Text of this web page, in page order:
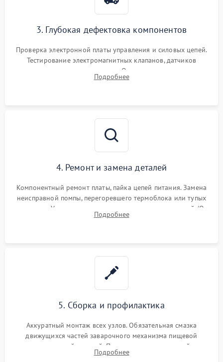
3. Глубокая дефектовка компонентов
Проверка электронной платы управления и силовых цепей.
Тестирование электромагнитных клапанов, датчиков
температуры и расходомера. Оценка степени износа
жерновов кофемолки, уплотнительных колец гидросистемы
Подробнее
4. Ремонт и замена деталей
Компонентный ремонт платы, пайка цепей питания. Замена
неисправной помпы, перегоревшего термоблока или тупых
жерновов. Установка новых силиконовых уплотнителей (O-
ring) и тефлоновых трубок для надежного устранения
Подробнее
5. Сборка и профилактика
Аккуратный монтаж всех узлов. Обязательная смазка
движущихся частей заварочного механизма пищевой
силиконовой смазкой. Проведение программной
декальцинации и очистки системы от кофейных масел.
Подробнее